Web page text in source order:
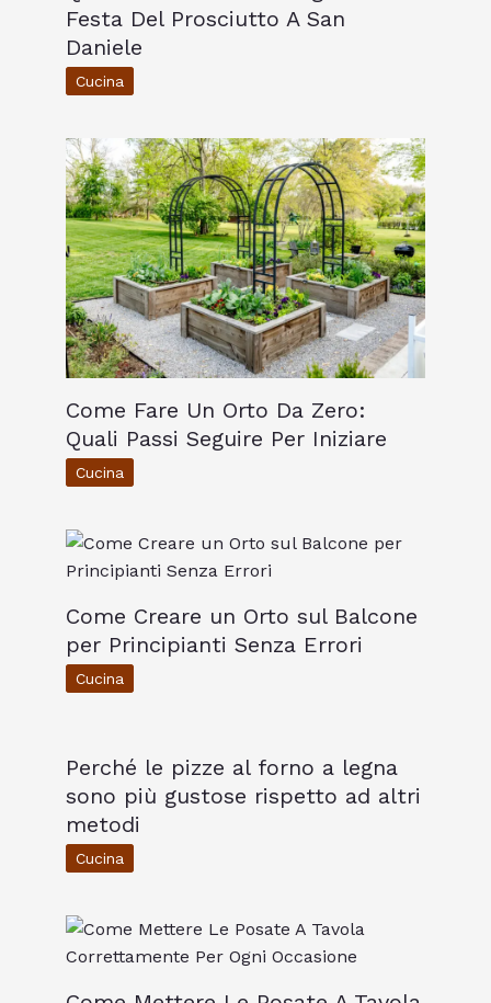
Festa Del Prosciutto A San
Daniele
Cucina
Come Fare Un Orto Da Zero:
Quali Passi Seguire Per Iniziare
Cucina
Come Creare un Orto sul Balcone
per Principianti Senza Errori
Cucina
Perché le pizze al forno a legna
sono più gustose rispetto ad altri
metodi
Cucina